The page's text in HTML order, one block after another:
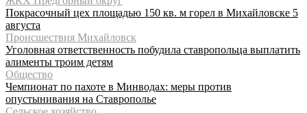
Покрасочный цех площадью 150 кв. м горел в Михайловске 5
августа
Происшествия Михайловск
Уголовная ответственность побудила ставропольца выплатить
алименты троим детям
Общество
Чемпионат по пахоте в Минводах: меры против
опустынивания на Ставрополье